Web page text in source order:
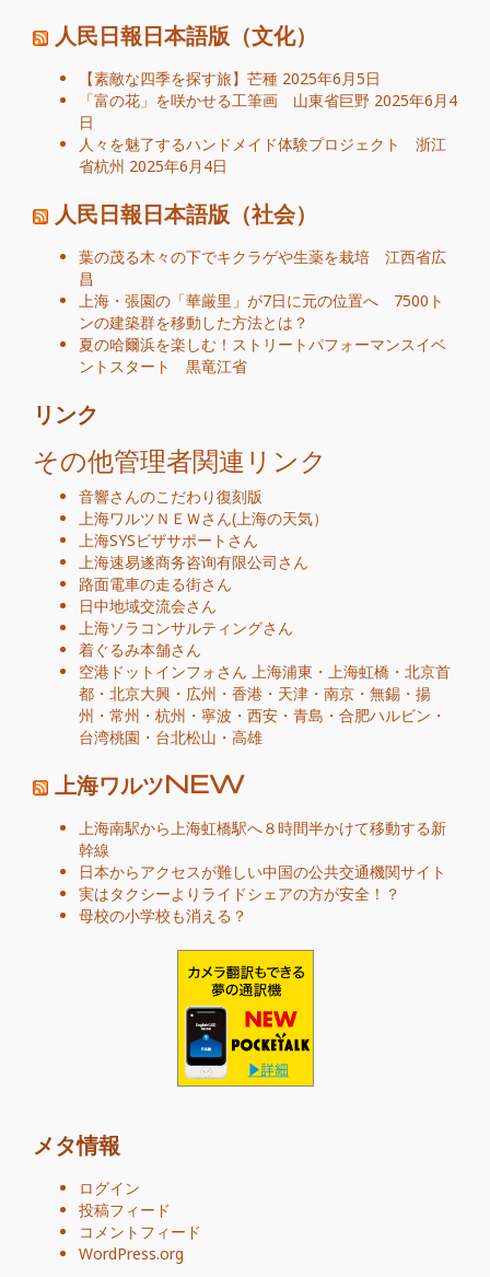
人民日報日本語版（文化）
【素敵な四季を探す旅】芒種 2025年6月5日
「富の花」を咲かせる工筆画 山東省巨野 2025年6月4
日
人々を魅了するハンドメイド体験プロジェクト 浙江
省杭州 2025年6月4日
人民日報日本語版（社会）
葉の茂る木々の下でキクラゲや生薬を栽培 江西省広
昌
上海・張園の「華厳里」が7日に元の位置へ 7500ト
ンの建築群を移動した方法とは？
夏の哈爾浜を楽しむ！ストリートパフォーマンスイベ
ントスタート 黒竜江省
リンク
その他管理者関連リンク
音響さんのこだわり復刻版
上海ワルツＮＥＷさん(上海の天気）
上海SYSビザサポート さん
上海速易遂商务咨询有限公司さん
路面電車の走る街さん
日中地域交流会さん
上海ソラコンサルティングさん
着ぐるみ本舗さん
空港ドットインフォさん 上海浦東 ・ 上海虹橋 ・ 北京首
都 ・ 北京大興 ・ 広州 ・ 香港 ・ 天津 ・ 南京 ・ 無錫 ・ 揚
州 ・ 常州 ・ 杭州 ・ 寧波 ・ 西安 ・ 青島 ・ 合肥ハルビン ・
台湾桃園 ・ 台北松山 ・ 高雄
上海ワルツNEW
上海南駅から上海虹橋駅へ８時間半かけて移動する新
幹線
日本からアクセスが難しい中国の公共交通機関サイト
実はタクシーよりライドシェアの方が安全！？
母校の小学校も消える？
メタ情報
ログイン
投稿フィード
コメントフィード
WordPress.org